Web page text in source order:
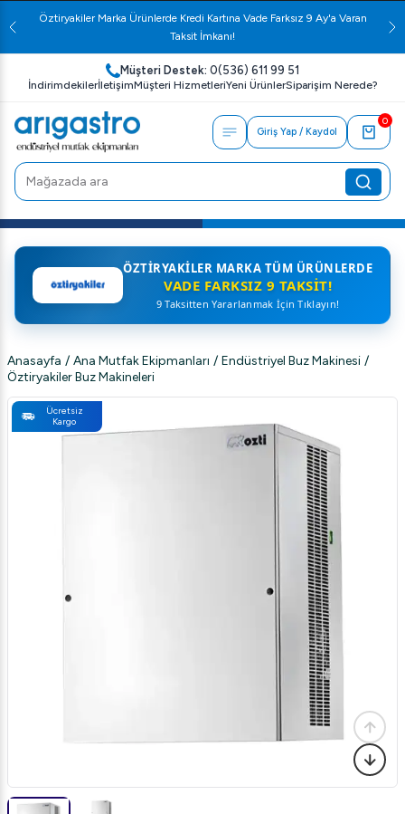
Öztiryakiler Marka Ürünlerde Kredi Kartına Vade Farksız 9 Ay'a Varan
Taksit İmkanı!
Müşteri Destek: 0(536) 611 99 51
İndirimdekilerİletişimMüşteri HizmetleriYeni ÜrünlerSiparişim Nerede?
Giriş Yap / Kaydol
0
ÖZTIRYAKILER MARKA TÜM ÜRÜNLERDE
VADE FARKSIZ 9 TAKSIT!
9 Taksitten Yararlanmak İçin Tıklayın!
Anasayfa / Ana Mutfak Ekipmanları / Endüstriyel Buz Makinesi /
Öztiryakiler Buz Makineleri
Ücretsiz
Kargo